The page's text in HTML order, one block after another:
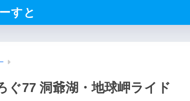
すと
ぐ77 洞爺湖・地球岬ライド